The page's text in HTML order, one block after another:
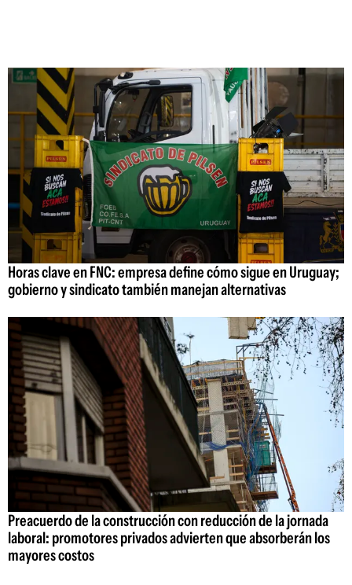
Horas clave en FNC: empresa define cómo sigue en Uruguay;
gobierno y sindicato también manejan alternativas
Preacuerdo de la construcción con reducción de la jornada
laboral: promotores privados advierten que absorberán los
mayores costos